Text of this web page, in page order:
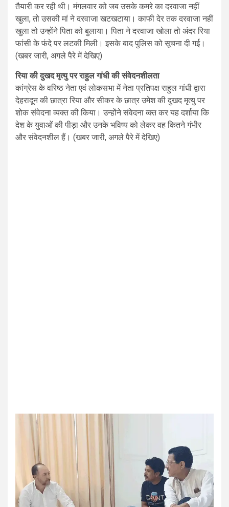
तैयारी कर रही थी। मंगलवार को जब उसके कमरे का दरवाजा नहीं
खुला, तो उसकी मां ने दरवाजा खटखटाया। काफी देर तक दरवाजा नहीं
खुला तो उन्होंने पिता को बुलाया। पिता ने दरवाजा खोला तो अंदर रिया
फांसी के फंदे पर लटकी मिली। इसके बाद पुलिस को सूचना दी गई।
(खबर जारी, अगले पैरे में देखिए)
रिया की दुखद मृत्यु पर राहुल गांधी की संवेदनशीलता
कांग्रेस के वरिष्ठ नेता एवं लोकसभा में नेता प्रतिपक्ष राहुल गांधी द्वारा
देहरादून की छात्रा रिया और सीकर के छात्र उमेश की दुखद मृत्यु पर
शोक संवेदना व्यक्त की किया। उन्होंने संवेदना व्क्त कर यह दर्शाया कि
देश के युवाओं की पीड़ा और उनके भविष्य को लेकर वह कितने गंभीर
और संवेदनशील हैं। (खबर जारी, अगले पैरे में देखिए)